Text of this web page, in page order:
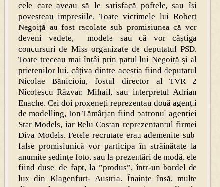
cele care aveau să le satisfacă poftele, sau își
povesteau impresiile. Toate victimele lui Robert
Negoiță au fost racolate sub promisiunea că vor
deveni vedete, modele sau că vor câștiga
concursuri de Miss organizate de deputatul PSD.
Toate treceau mai întâi prin patul lui Negoiță și al
prietenilor lui, câțiva dintre aceștia fiind deputatul
Nicolae Bănicioiu, fostul director al TVR 2
Nicolescu Răzvan Mihail, sau interpretul Adrian
Enache. Cei doi proxeneți reprezentau două agenții
de modelling, Ion Tămârjan fiind patronul agenției
Star Models, iar Relu Costan reprezentantul firmei
Diva Models. Fetele recrutate erau ademenite sub
false promisiunică vor participa în străinătate la
anumite ședințe foto, sau la prezentări de modă, ele
fiind duse, de fapt, la ”produs”, într-un bordel de
lux din Klagenfurt- Austria. Înainte însă, multe